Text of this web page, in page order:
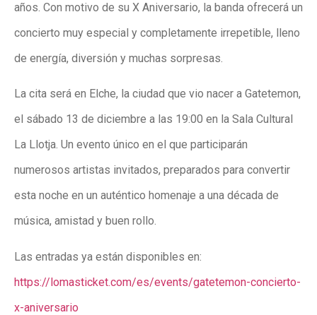
años. Con motivo de su X Aniversario, la banda ofrecerá un
concierto muy especial y completamente irrepetible, lleno
de energía, diversión y muchas sorpresas.
La cita será en Elche, la ciudad que vio nacer a Gatetemon,
el sábado 13 de diciembre a las 19:00 en la Sala Cultural
La Llotja. Un evento único en el que participarán
numerosos artistas invitados, preparados para convertir
esta noche en un auténtico homenaje a una década de
música, amistad y buen rollo.
Las entradas ya están disponibles en:
https://lomasticket.com/es/events/gatetemon-concierto-
x-aniversario